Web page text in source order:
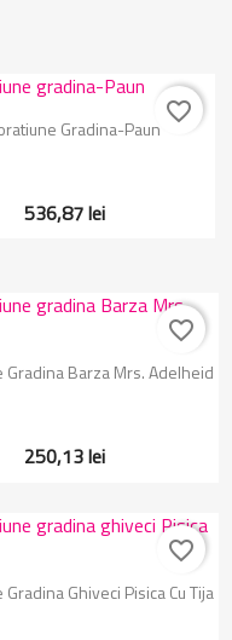
Vizualizare rapida
Gradina-Paun
536,87 lei
favorite_border
Vizualizare rapida
Gradina Barza Mrs. Adelheid
250,13 lei
favorite_border
Vizualizare rapida
Ghiveci Pisica Cu Tija
favorite_border